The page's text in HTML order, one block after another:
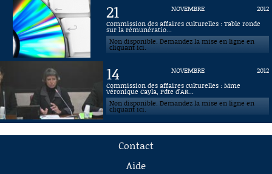
21 NOVEMBRE
2012
Commission des affaires culturelles : Table ronde
sur la rémunératio...
Non disponible. Demandez la mise en ligne en
cliquant ici.
14 NOVEMBRE
2012
Commission des affaires culturelles : Mme
Véronique Cayla, Pdte d'AR...
Non disponible. Demandez la mise en ligne en
cliquant ici.
Contact
Aide